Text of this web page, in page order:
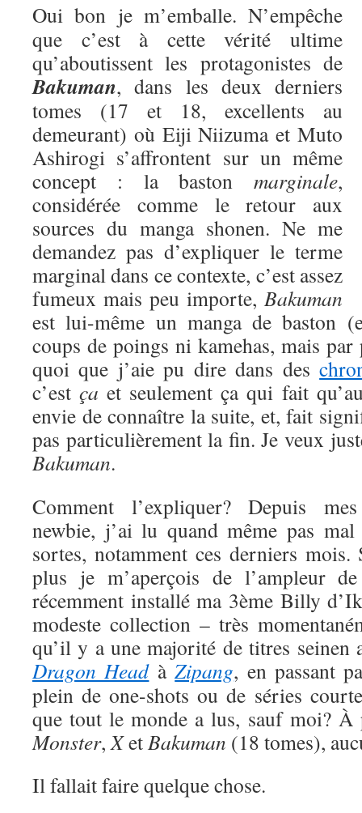
Oui bon je m’emballe. N’empêche
que c’est à cette vérité ultime
qu’aboutissent les protagonistes de
Bakuman, dans les deux derniers
tomes (17 et 18, excellents au
demeurant) où Eiji Niizuma et Muto
Ashirogi s’affrontent sur un même
concept : la baston marginale,
considérée comme le retour aux
sources du manga shonen. Ne me
demandez pas d’expliquer le terme
marginal dans ce contexte, c’est assez
fumeux mais peu importe, Bakuman
est lui-même un manga de baston
coups de poings ni kamehas, mais
quoi que j’aie pu dire dans des
c’estça et seulement ça qui fait
envie de connaître la suite, et, fait
pas particulièrement la fin. Je veux
Bakuman.
Comment l’expliquer? Depuis
newbie, j’ai lu quand même pas
sortes, notamment ces derniers
plus je m’aperçois de l’ampleur
récemment installé ma 3ème Billy
modeste collection – très
qu’il y a une majorité de titres seinen
Dragon HeadàZipang, en passant
plein de one-shots ou de séries
que tout le monde a lus, sauf moi?
Monster,XetBakuman (18 tomes),
Il fallait faire quelque chose.